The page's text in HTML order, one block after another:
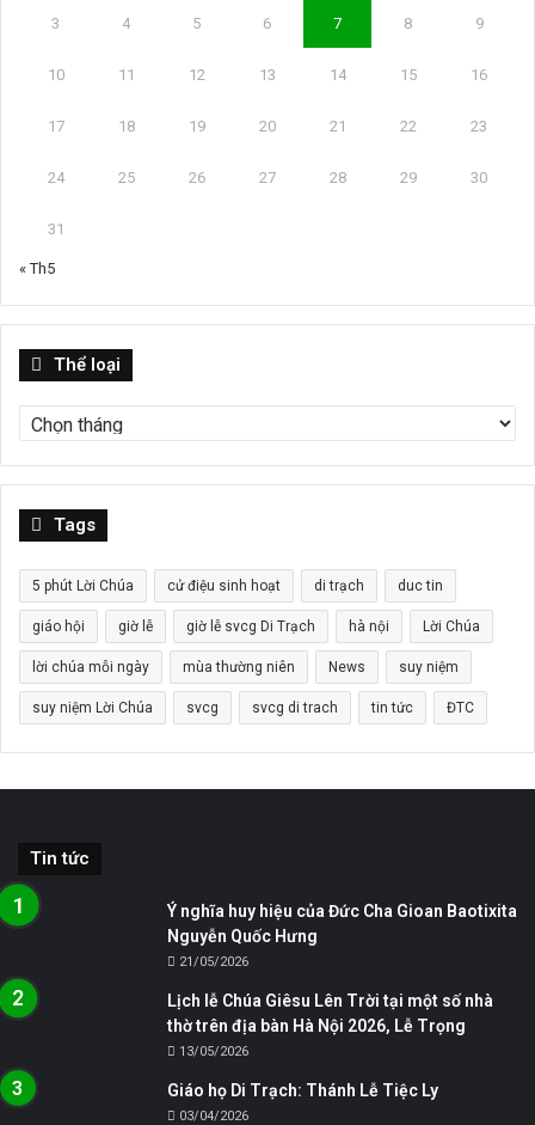
3 4 5 6 7 8 9
10 11 12 13 14 15 16
17 18 19 20 21 22 23
24 25 26 27 28 29 30
31
« Th5
Thể loại
loại
Tags
5 phút Lời Chúa cử điệu sinh hoạt di trạch duc tin
giáo hội giờ lễ giờ lễ svcg Di Trạch hà nội Lời Chúa
lời chúa mỗi ngày mùa thường niên News suy niệm
suy niệm Lời Chúa svcg svcg di trach tin tức ĐTC
Tin tức
Ý nghĩa huy hiệu của Đức Cha Gioan Baotixita
Nguyễn Quốc Hưng
21/05/2026
Lịch lễ Chúa Giêsu Lên Trời tại một số nhà
thờ trên địa bàn Hà Nội 2026, Lễ Trọng
13/05/2026
Giáo họ Di Trạch: Thánh Lễ Tiệc Ly
03/04/2026